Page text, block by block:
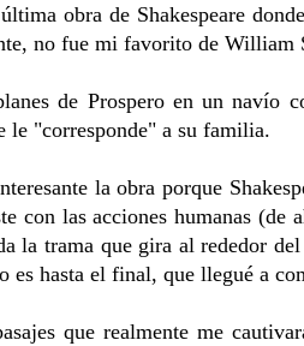
obra de Shakespeare
no fue mi favorito de William
de Prospero en un navío
le "corresponde" a su familia.
la obra porque
con las acciones humanas (de
la trama que gira al rededor
es hasta el final, que llegué a
que realmente me